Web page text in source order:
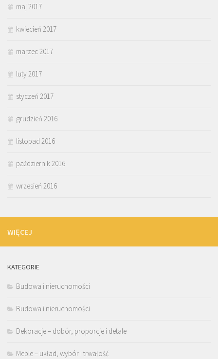
maj 2017
kwiecień 2017
marzec 2017
luty 2017
styczeń 2017
grudzień 2016
listopad 2016
październik 2016
wrzesień 2016
WIĘCEJ
KATEGORIE
Budowa i nieruchomości
Budowa i nieruchomości
Dekoracje – dobór, proporcje i detale
Meble – układ, wybór i trwałość